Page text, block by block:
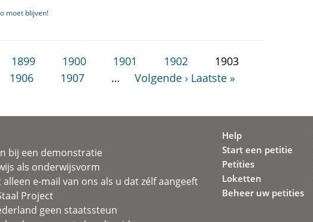
moet blijven!
1899 1900 1901 1902
1903
1906 1907 … Volgende › Laatste »
bij een demonstratie
als onderwijsvorm
e-mail van ons als u dat zélf aangeeft
Project
geen staatssteun
Help
Start een petitie
Petities
Loketten
Beheer uw petities